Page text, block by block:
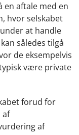
en aftale med en
hvor selskabet
at handle
således tilgå
de eksempelvis
være private
forud for
af
af